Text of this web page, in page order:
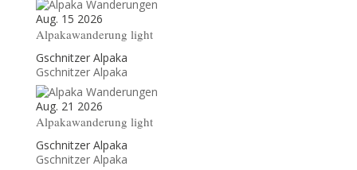
Aug. 15 2026
Alpakawanderung light
Gschnitzer Alpaka
Gschnitzer Alpaka
Aug. 21 2026
Alpakawanderung light
Gschnitzer Alpaka
Gschnitzer Alpaka